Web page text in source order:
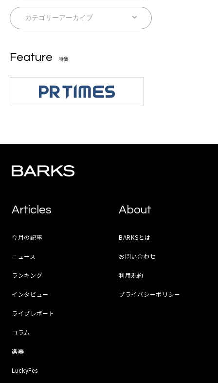
Feature 特集
Articles
今月の記事
ニュース
ランキング
インタビュー
ライブレポート
コラム
楽器
LuckyFes
About
BARKSとは
お問い合わせ
利用規約
プライバシーポリシー